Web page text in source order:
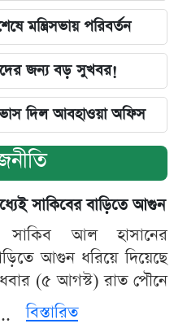
মন্ত্রিসভায় পরিবর্তন
জন্য বড় সুখবর!
দিল আবহাওয়া অফিস
সাকিবের বাড়িতে আগুন
সাকিব আল হাসানের
আগুন ধরিয়ে দিয়েছে
(৫ আগস্ট) রাত পৌনে
বিস্তারিত